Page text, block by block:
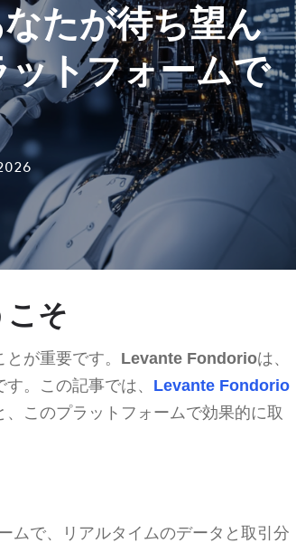
たが待ち望ん
トフォームで
そ
が重要です。 Levante Fondorioは、
。この記事では、 Levante Fondorio
このプラットフォームで効果的に取
ムで、リアルタイムのデータと取引分